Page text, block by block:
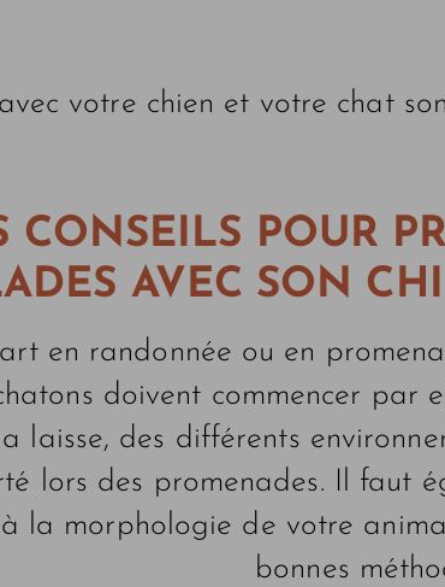
votre chien et votre chat
CONSEILS POUR
AVEC SON
en randonnée ou en
doivent commencer
laisse, des différents
lors des promenades. Il faut
la morphologie de votre
bonnes